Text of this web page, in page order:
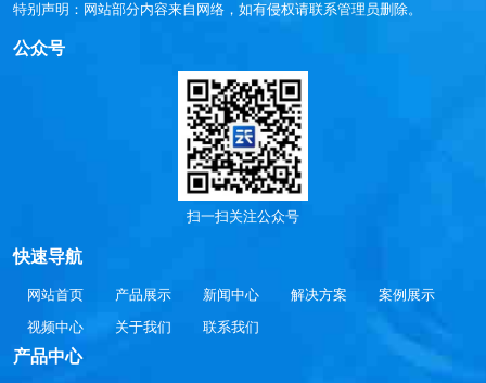
特别声明：网站部分内容来自网络，如有侵权请联系管理员删除。
公众号
扫一扫关注公众号
快速导航
网站首页 产品展示 新闻中心 解决方案
案例展示
视频中心
关于我们 联系我们
产品中心